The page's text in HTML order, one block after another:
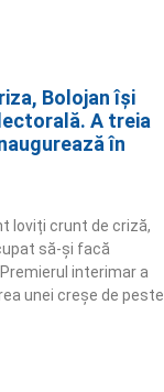
Bolojan își
A treia
în
loviți crunt de criză,
să-și facă
interimar a
unei creșe de peste